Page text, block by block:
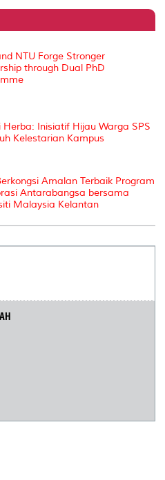
L
n
P
e
s
t
NTU Forge Stronger
through Dual PhD
Herba: Inisiatif Hijau Warga SPS
Kelestarian Kampus
Amalan Terbaik Program
Antarabangsa bersama
Malaysia Kelantan